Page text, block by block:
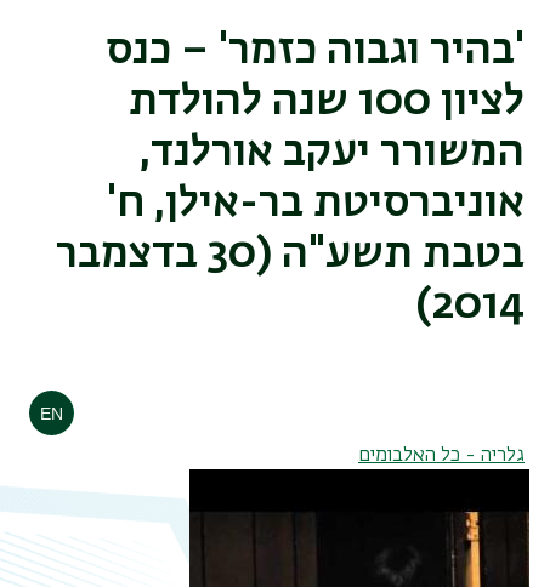
'בהיר וגבוה כזמר' – כנס
לציון 100 שנה להולדת
המשורר יעקב אורלנד,
אוניברסיטת בר-אילן, ח'
בטבת תשע"ה (30 בדצמבר
2014)
גלריה - כל האלבומים